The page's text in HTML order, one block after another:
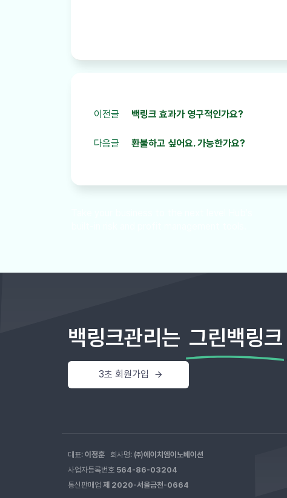
이전글 백링크 효과가 영구적인가요?
다음글 환불하고 싶어요. 가능한가요?
백링크관리는 그린백링크
3초 회 원가입
대표: 이정훈 회사명: ㈜에이치엠이노베이션
사업자등록번호 564-86-03204
통신판매업 제 2020-서울금천-0664